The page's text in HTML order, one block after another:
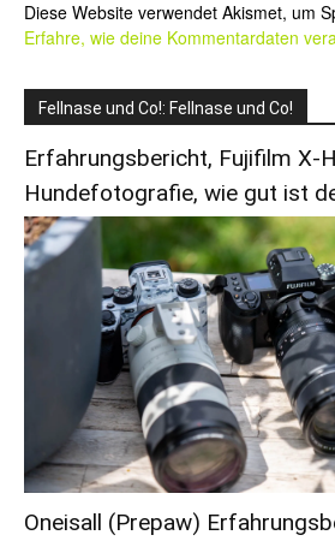
Diese Website verwendet Akismet, um
Erfahre, wie deine Kommentardaten
Fellnase und Co!: Fellnase und Co!
Erfahrungsbericht, Fujifilm X-
Hundefotografie, wie gut ist
Oneisall (Prepaw)